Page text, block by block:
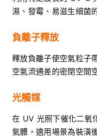
濕、發霉、易滋生細菌
負離子釋放
釋放負離子使空氣粒子
空氣流通差的密閉空間
光觸媒
在 UV 光照下催化二氧
氣體，適用場景為裝潢